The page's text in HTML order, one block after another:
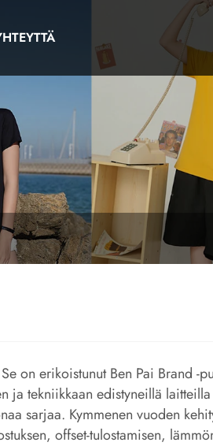
on erikoistunut Ben Pai Brand -
ja tekniikkaan edistyneillä
sarjaa. Kymmenen vuoden
offset-tulostamisen,